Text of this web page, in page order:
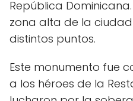
República
zona alta de la
distintos puntos.
Este monumento fue
a los héroes de la